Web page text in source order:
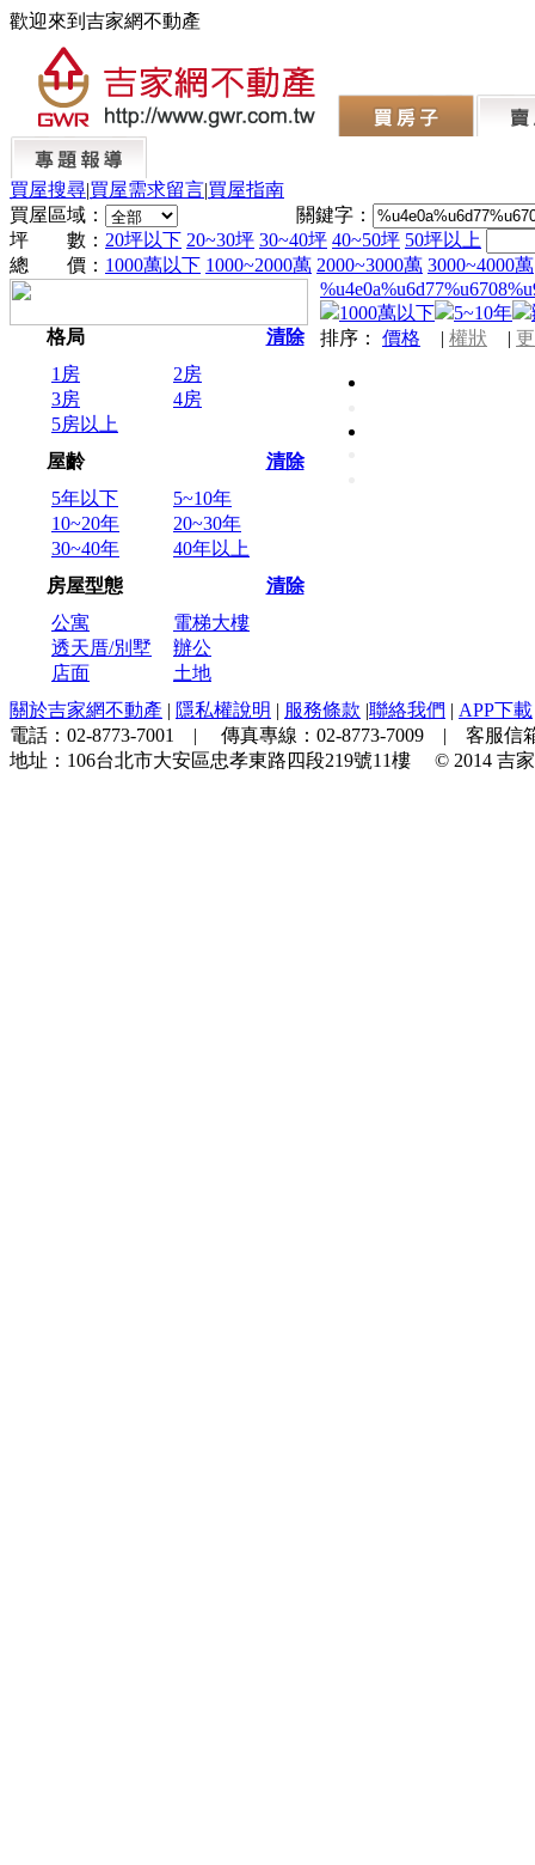
歡迎來到吉家網不動產
買屋搜尋|買屋需求留言|買屋指南
買屋區域：
關鍵字：
坪 數： 20坪以下 20~30坪 30~40坪 40~50坪 50坪以上
總 價： 1000萬以下 1000~2000萬 2000~3000萬 3000~4000萬
格局
清除
1房
2房
3房
4房
5房以上
屋齡
清除
5年以下
5~10年
10~20年
20~30年
30~40年
40年以上
房屋型態
清除
公寓
電梯大樓
透天厝/別墅
辦公
店面
土地
1000萬以下
5~10年
排序： 價格 | 權狀 |
關於吉家網不動產 | 隱私權說明 | 服務條款 |聯絡我們 | APP下載
電話： 02-8773-7001 | 傳真專線： 02-8773-7009 | 客服信
地址： 106台北市大安區忠孝東路四段219號11樓 © 2014 吉